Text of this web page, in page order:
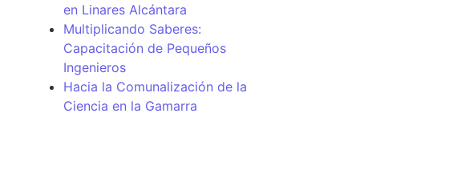
en Linares Alcántara
Multiplicando Saberes:
Capacitación de Pequeños
Ingenieros
Hacia la Comunalización de la
Ciencia en la Gamarra